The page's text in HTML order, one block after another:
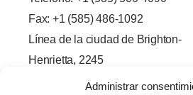
Administrar
Fax: +1 (585) 486-1092
Línea de la ciudad de Brighton-
Henrietta, 2245
Rochester, Nueva York 14623